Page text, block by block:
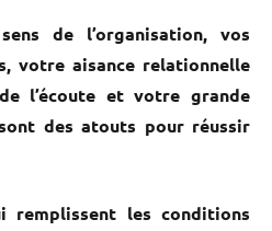
de l’organisation, vos
votre aisance relationnelle
l’écoute et votre grande
des atouts pour réussir
remplissent les conditions